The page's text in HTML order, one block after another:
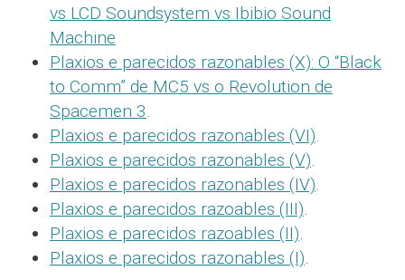
vs LCD Soundsystem vs Ibibio Sound
Machine
Plaxios e parecidos razonables (X): O “Black
to Comm” de MC5 vs o Revolution de
Spacemen 3.
Plaxios e parecidos razonables (VI).
Plaxios e parecidos razonables (V).
Plaxios e parecidos razonables (IV).
Plaxios e parecidos razoables (III).
Plaxios e parecidos razoables (II).
Plaxios e parecidos razonables (I).